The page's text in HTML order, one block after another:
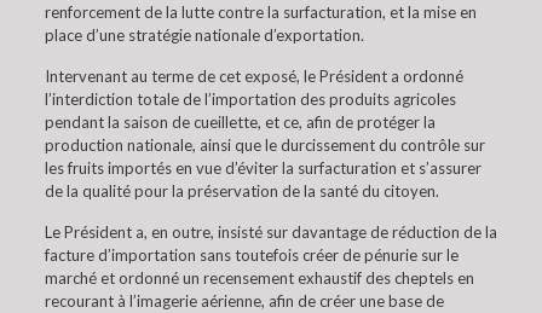
renforcement de la lutte contre la surfacturation, et la mise en
place d’une stratégie nationale d’exportation.
Intervenant au terme de cet exposé, le Président a ordonné
l’interdiction totale de l’importation des produits agricoles
pendant la saison de cueillette, et ce, afin de protéger la
production nationale, ainsi que le durcissement du contrôle sur
les fruits importés en vue d’éviter la surfacturation et s’assurer
de la qualité pour la préservation de la santé du citoyen.
Le Président a, en outre, insisté sur davantage de réduction de la
facture d’importation sans toutefois créer de pénurie sur le
marché et ordonné un recensement exhaustif des cheptels en
recourant à l’imagerie aérienne, afin de créer une base de